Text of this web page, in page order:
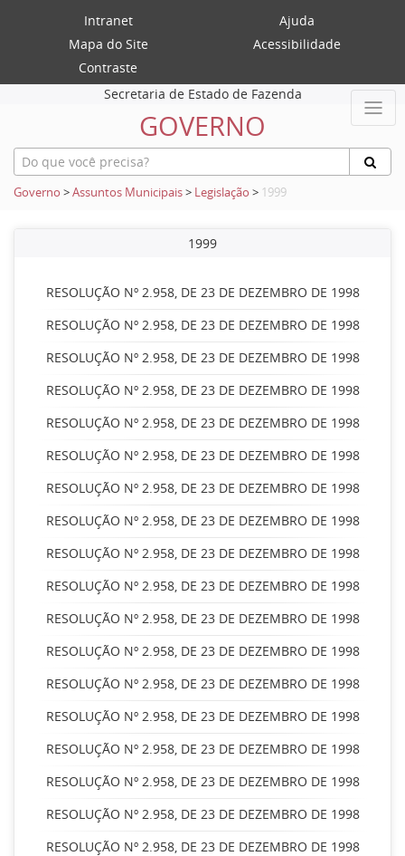
Intranet
Ajuda
Mapa do Site
Acessibilidade
Contraste
Secretaria de Estado de Fazenda
GOVERNO
Governo >Assuntos Municipais> Legislação > 1999
1999
RESOLUÇÃO Nº 2.958, DE 23 DE DEZEMBRO DE 1998
RESOLUÇÃO Nº 2.958, DE 23 DE DEZEMBRO DE 1998
RESOLUÇÃO Nº 2.958, DE 23 DE DEZEMBRO DE 1998
RESOLUÇÃO Nº 2.958, DE 23 DE DEZEMBRO DE 1998
RESOLUÇÃO Nº 2.958, DE 23 DE DEZEMBRO DE 1998
RESOLUÇÃO Nº 2.958, DE 23 DE DEZEMBRO DE 1998
RESOLUÇÃO Nº 2.958, DE 23 DE DEZEMBRO DE 1998
RESOLUÇÃO Nº 2.958, DE 23 DE DEZEMBRO DE 1998
RESOLUÇÃO Nº 2.958, DE 23 DE DEZEMBRO DE 1998
RESOLUÇÃO Nº 2.958, DE 23 DE DEZEMBRO DE 1998
RESOLUÇÃO Nº 2.958, DE 23 DE DEZEMBRO DE 1998
RESOLUÇÃO Nº 2.958, DE 23 DE DEZEMBRO DE 1998
RESOLUÇÃO Nº 2.958, DE 23 DE DEZEMBRO DE 1998
RESOLUÇÃO Nº 2.958, DE 23 DE DEZEMBRO DE 1998
RESOLUÇÃO Nº 2.958, DE 23 DE DEZEMBRO DE 1998
RESOLUÇÃO Nº 2.958, DE 23 DE DEZEMBRO DE 1998
RESOLUÇÃO Nº 2.958, DE 23 DE DEZEMBRO DE 1998
RESOLUÇÃO Nº 2.958, DE 23 DE DEZEMBRO DE 1998